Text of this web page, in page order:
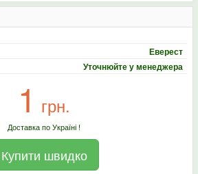
Еверест
Уточнюйте у менеджера
1 грн.
Доставка по Україні !
Купити швидко